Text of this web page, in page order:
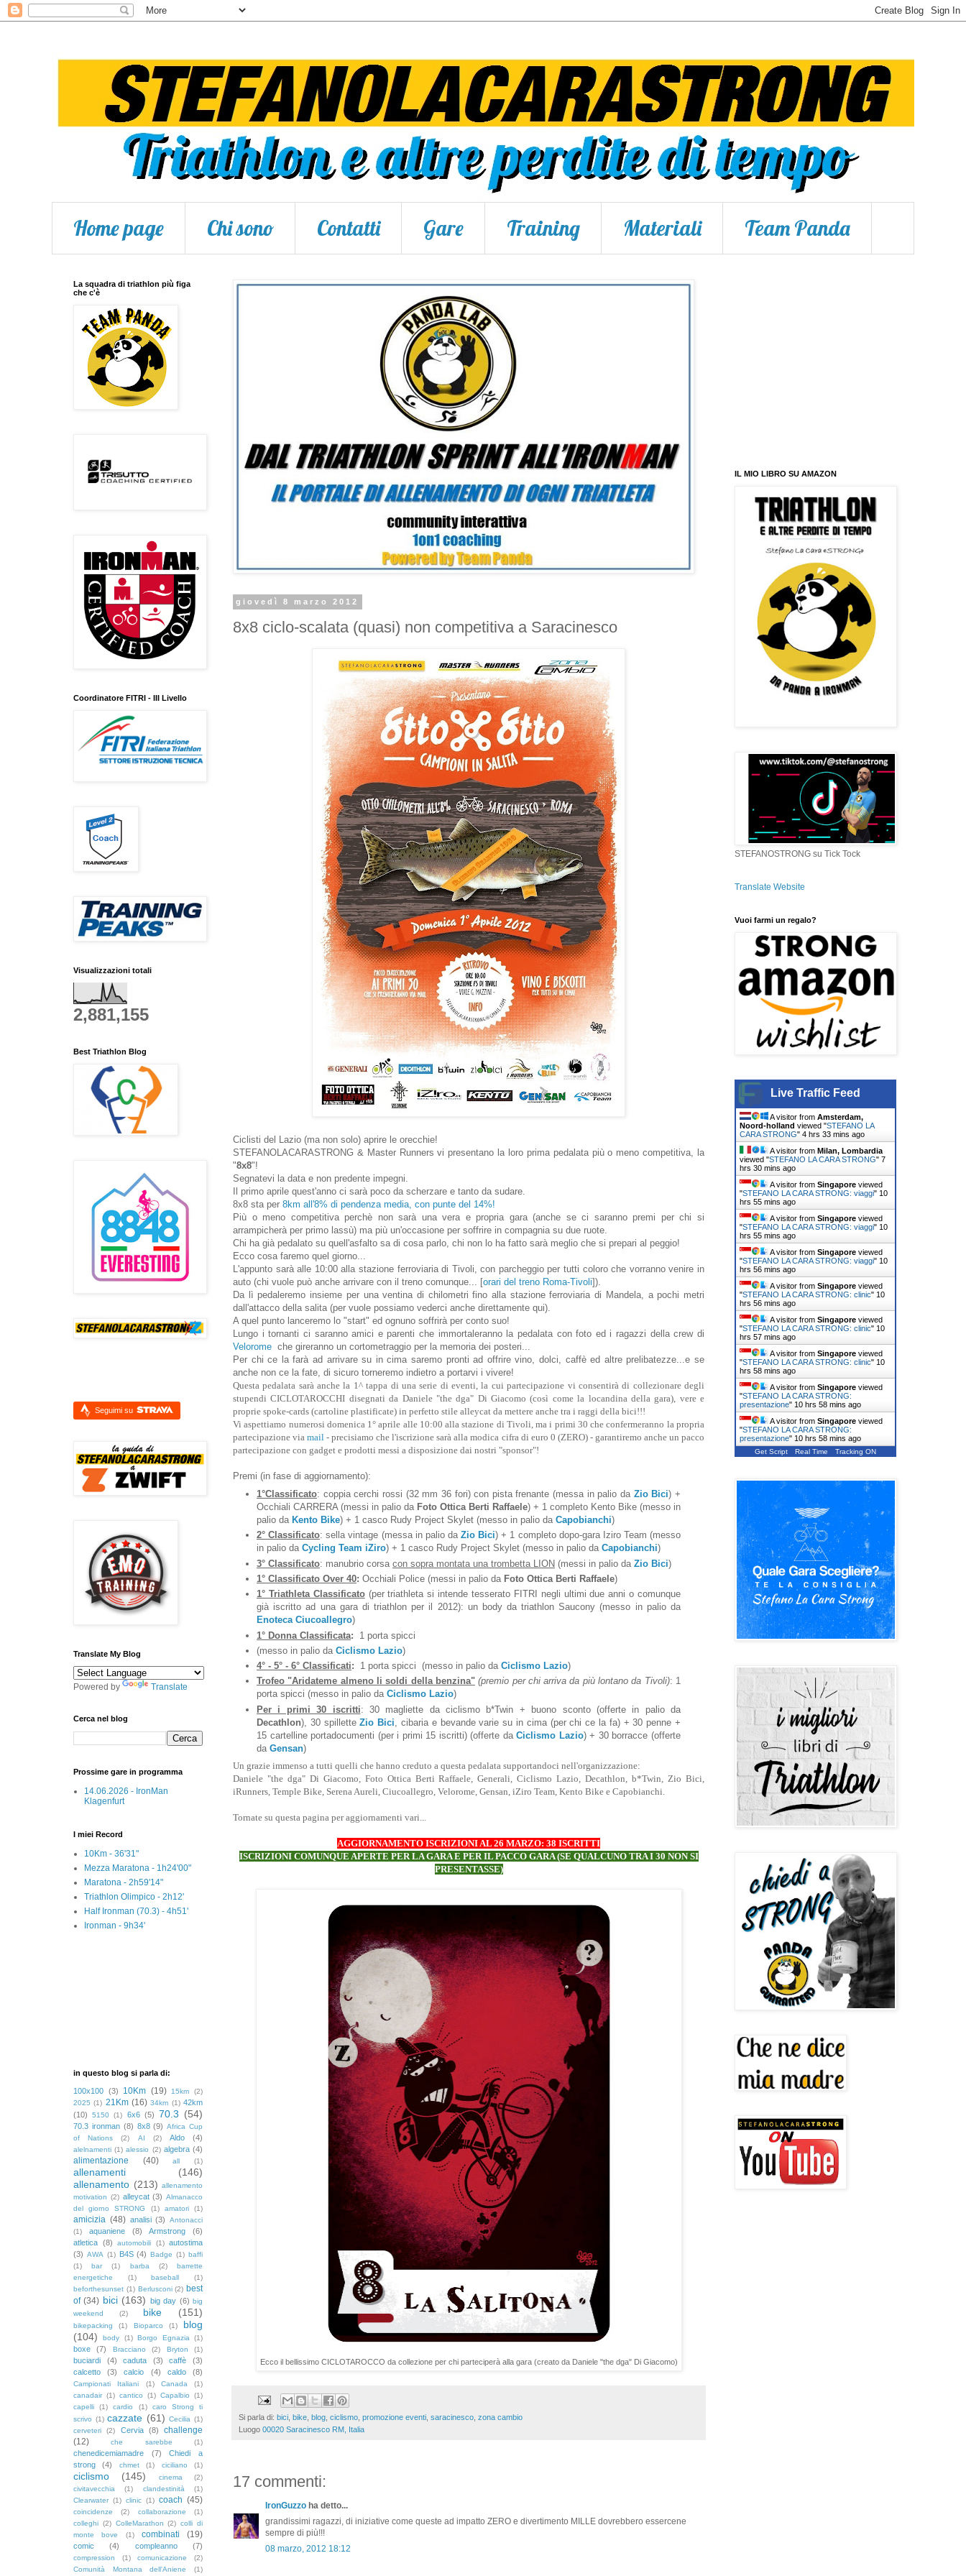
Home page Chi sono Contatti Gare Training Materiali Team Panda
giovedì 8 marzo 2012
8x8 ciclo-scalata (quasi) non competitiva a Saracinesco
Ciclisti del Lazio (ma non solo) aprire le orecchie!
STEFANOLACARASTRONG & Master Runners vi presentano la loro prima pedalata più o meno competitiva , la
"8x8"!
Segnatevi la data e non predente impegni.
Il primo aprile quest'anno ci sarà poco da scherzare e tanto da sudare.
8x8 sta per 8km all'8% di pendenza media, con punte del 14%!
Più o meno competitiva perchè non sarà una vera e propria gara (anche se ci saranno premi per chi si
arrampicherà per primo lassù) ma più un'occasione per soffrire in compagnia su due ruote.
Chi ha già pedalato su quell'asfalto sa di cosa parlo, chi non lo ha fatto sarà meglio che si prepari al peggio!
Ecco cosa faremo quel giorno...
L'appunto sarà alle 10:00 alla stazione ferroviaria di Tivoli, con parcheggio per tutti coloro che vorranno venire in
auto (chi vuole può anche arrivare con il treno comunque... [orari del treno Roma-Tivoli]).
Da lì pedaleremo insieme per una ventina di chilometri fino alla stazione ferroviaria di Mandela, a pochi metri
dall'attacco della salita (per vuole possiamo vederci anche direttamente qui).
A quel punto lanceremo lo "start" ed ognuno soffrirà per conto suo!
Lungo i tornanti ci saranno amici e parenti che immortaleranno la pedalata con foto ed i ragazzi della crew di
Velorome che gireranno un cortometraggio per la memoria dei posteri...
Per chi ce la farà ad arrivare su in cima saremo pronti ad offrire vino, dolci, caffè ed altre prelibatezze...e se
anche non ce la fate, di sicuro torneremo indietro a portarvi i vivere!
Questa pedalata sarà anche la 1^ tappa di una serie di eventi, la cui partecipazione vi consentirà di collezionare degli
stupendi CICLOTAROCCHI disegnati da Daniele "the dga" Di Giacomo (così come la locandina della gara), vere e
proprie spoke-cards (cartoline plastificate) in perfetto stile alleycat da mettere anche tra i raggi della bici!!!
Vi aspettiamo numerosi domenica 1° aprile alle 10:00 alla stazione di Tivoli, ma i primi 30 che confermeranno la propria
partecipazione viamail - precisiamo che l'iscrizione sarà alla modica cifra di euro 0 (ZERO) - garantiremo anche un pacco
partecipazione con gadget e prodotti messi a disposizione dai nostri "sponsor"!
Premi (in fase di aggiornamento):
1°Classificato: coppia cerchi rossi (32 mm 36 fori) con pista frenante (messa in palio da Zio Bici) +
Occhiali CARRERA (messi in palio da Foto Ottica Berti Raffaele) + 1 completo Kento Bike (messo in
palio da Kento Bike) + 1 casco Rudy Project Skylet (messo in palio da Capobianchi)
2° Classificato: sella vintage (messa in palio da Zio Bici) + 1 completo dopo-gara Iziro Team (messo
in palio da Cycling Team iZiro) + 1 casco Rudy Project Skylet (messo in palio da Capobianchi)
3° Classificato: manubrio corsa con sopra montata una trombetta LION (messi in palio da Zio Bici)
1° Classificato Over 40: Occhiali Police (messi in palio da Foto Ottica Berti Raffaele)
1° Triathleta Classificato(per triathleta si intende tesserato FITRI negli ultimi due anni o comunque
già iscritto ad una gara di triathlon per il 2012): un body da triathlon Saucony (messo in palio da
Enoteca Ciucoallegro)
1° Donna Classificata: 1 porta spicci
(messo in palio da Ciclismo Lazio)
4° - 5° - 6° Classificati: 1 porta spicci (messo in palio da Ciclismo Lazio)
Trofeo "Aridateme almeno li soldi della benzina"(premio per chi arriva da più lontano da Tivoli): 1
porta spicci (messo in palio da Ciclismo Lazio)
Per i primi 30 iscritti: 30 magliette da ciclismo b*Twin + buono sconto (offerte in palio da
Decathlon), 30 spilletteZio Bici , cibaria e bevande varie su in cima (per chi ce la fa) + 30 penne +
15 cartelline portadocumenti (per i primi 15 iscritti) (offerte daCiclismo Lazio) + 30 borracce (offerte
da Gensan)
Un grazie immenso a tutti quelli che hanno creduto a questa pedalata supportandoci nell'organizzazione:
Daniele "the dga" Di Giacomo, Foto Ottica Berti Raffaele, Generali, Ciclismo Lazio, Decathlon, b*Twin, Zio Bici,
iRunners, Temple Bike, Serena Aureli, Ciucoallegro, Velorome, Gensan, iZiro Team, Kento Bike e Capobianchi.
Tornate su questa pagina per aggiornamenti vari...
AGGIORNAMENTO ISCRIZIONI AL 26 MARZO: 38 ISCRITTI
ISCRIZIONI COMUNQUE APERTE PER LA GARA E PER IL PACCO GARA (SE QUALCUNO TRA I 30 NON SI
PRESENTASSE)
Ecco il bellissimo CICLOTAROCCO da collezione per chi parteciperà alla gara (creato da Daniele "the dga" Di Giacomo)
Si parla di: bici bike blog ciclismo promozione eventi saracinesco zona cambio
Luogo 00020 Saracinesco RM, Italia
17 commenti:
IronGuzzo ha detto...
grandissimi ragazzi, di iniziative come queste ad impatto ZERO e divertimento MILLE dovrebbero essercene
sempre di più!!!
08 marzo, 2012 18:12
La squadra di triathlon più figa
che c'è
Coordinatore FITRI - III Livello
Visualizzazioni totali
2,881,155
Best Triathlon Blog
Seguimi su
Translate My Blog
Powered by Translate
Cerca nel blog
Prossime gare in programma
14.06.2026 - IronMan
Klagenfurt
I miei Record
10Km - 36'31"
Mezza Maratona - 1h24'00"
Maratona - 2h59'14"
Triathlon Olimpico - 2h12'
Half Ironman (70.3) - 4h51'
Ironman - 9h34'
in questo blog si parla di:
100x100 (3) 10Km (19) 15km
(2)
2025 (1) 21Km (16) 34km (1) 42km
(10)
5150 (1) 6x6 (5) 70.3 (54)
70.3 ironman (8) 8x8 (9) Africa Cup
of Nations
(2) AI (2) Aldo (4)
alelnamenti (1) alessio (2) algebra (4)
alimentazione (40) all (1)
allenamenti
(146)
allenamento (213) allenamento
motivation (2) alleycat (3) Almanacco
del giorno STRONG
(1) amatori (1)
amicizia (48) analisi (3)
Antonacci
(1)
aquaniene (8) Armstrong
(6)
atletica (8) automobili (1) autostima
(3) AWA (1) B4S (4) Badge (1) baffi
(1)
bar (1) barba (2)
barrette
energetiche
(1) baseball
(1)
beforthesunset (1) Berlusconi (2) best
of (34) bici (163) big day (6) big
weekend
(2) bike (151)
bikepacking (1) Bioparco (1)
blog
(104)
body (1) Borgo Egnazia (1)
boxe (7) Bracciano (2) Bryton (1)
buciardi (4) caduta (3) caffè
(3)
calcetto
(3) calcio (4) caldo (8)
Campionati Italiani (1) Canada
(1)
canadair (1) cantico (1) Capalbio
(1)
capelli
(1) cardio (1)
caro Strong ti
scrivo (1) cazzate (61) Cecilia (1)
cerveteri
(2) Cervia (8)
challenge
(12)
che sarebbe (1)
chenedicemiamadre (7)
Chiedi a
strong
(4) chmet (1) ciciliano (1)
ciclismo (145) cinema
(2)
civitavecchia
(1) clandestinità
(1)
Clearwater (1) clinic (1) coach (45)
coincidenze (2) collaborazione
(1)
colleghi (2) ColleMarathon (2) colli di
monte bove
(1) combinati (19)
comic (4) compleanno (7)
compression (1) comunicazione
(2)
Comunità Montana dell'Aniene
(1)
IL MIO LIBRO SU AMAZON
STEFANOSTRONG su Tick Tock
Translate Website
Vuoi farmi un regalo?
Live Traffic Feed
A visitor from Amsterdam,
Noord-holland viewed "STEFANO LA
CARA STRONG" 4 hrs 33 mins ago
A visitor from Milan, Lombardia
viewed "STEFANO LA CARA STRONG" 7
hrs 30 mins ago
A visitor from Singapore viewed
"STEFANO LA CARA STRONG: viaggi" 10
hrs 55 mins ago
A visitor from Singapore viewed
"STEFANO LA CARA STRONG: viaggi" 10
hrs 55 mins ago
A visitor from Singapore viewed
"STEFANO LA CARA STRONG: viaggi" 10
hrs 56 mins ago
A visitor from Singapore viewed
"STEFANO LA CARA STRONG: clinic" 10
hrs 56 mins ago
A visitor from Singapore viewed
"STEFANO LA CARA STRONG: clinic" 10
hrs 57 mins ago
A visitor from Singapore viewed
"STEFANO LA CARA STRONG: clinic" 10
hrs 58 mins ago
A visitor from Singapore viewed
"STEFANO LA CARA STRONG:
presentazione" 10 hrs 58 mins ago
A visitor from Singapore viewed
"STEFANO LA CARA STRONG:
presentazione" 10 hrs 58 mins ago
Get Script Real Time Tracking ON